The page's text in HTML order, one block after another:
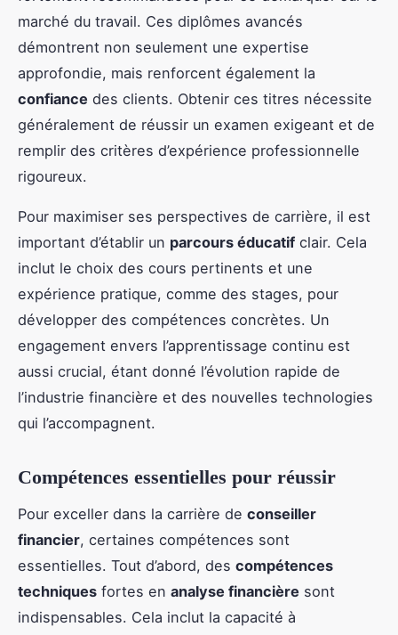
marché du travail. Ces diplômes avancés
démontrent non seulement une expertise
approfondie, mais renforcent également la
confiance des clients. Obtenir ces titres nécessite
généralement de réussir un examen exigeant et de
remplir des critères d’expérience professionnelle
rigoureux.
Pour maximiser ses perspectives de carrière, il est
important d’établir un parcours éducatif clair. Cela
inclut le choix des cours pertinents et une
expérience pratique, comme des stages, pour
développer des compétences concrètes. Un
engagement envers l’apprentissage continu est
aussi crucial, étant donné l’évolution rapide de
l’industrie financière et des nouvelles technologies
qui l’accompagnent.
Compétences essentielles pour réussir
Pour exceller dans la carrière de conseiller
financier, certaines compétences sont
essentielles. Tout d’abord, des compétences
techniques fortes en analyse financière sont
indispensables. Cela inclut la capacité à